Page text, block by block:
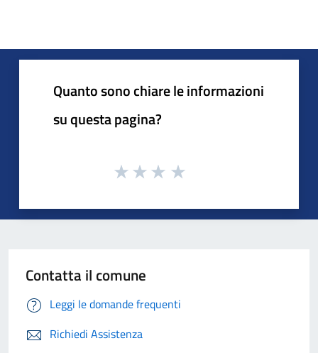
Quanto sono chiare le informazioni
su questa pagina?
Contatta il comune
Leggi le domande frequenti
Richiedi Assistenza